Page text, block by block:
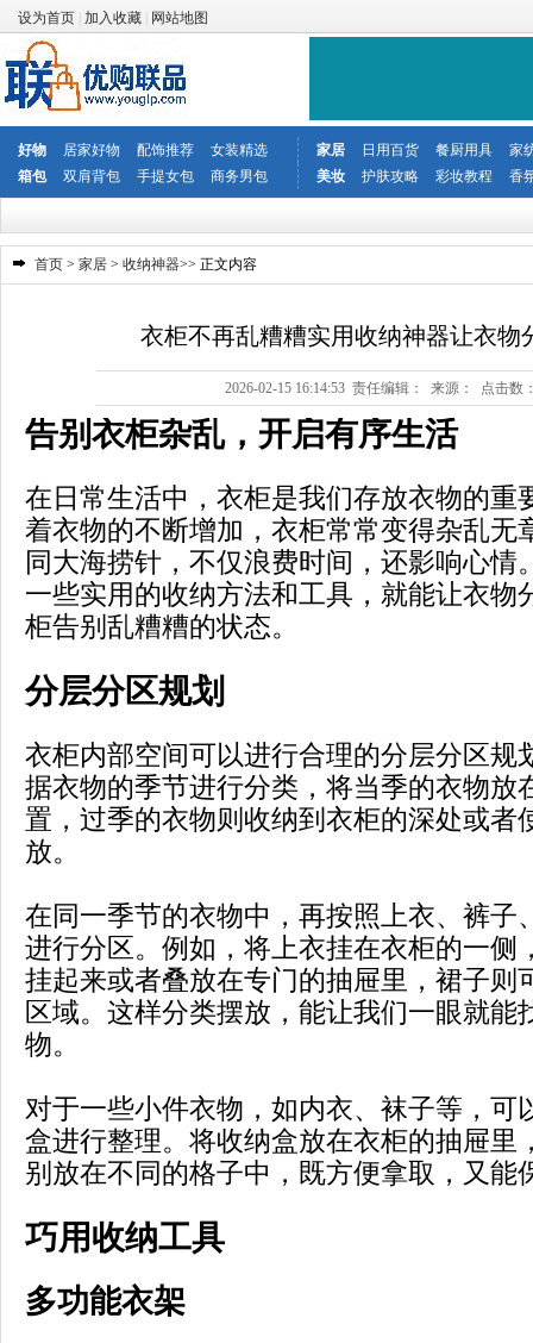
设为首页 加入收藏 网站地图
好物 居家好物 配饰推荐 女装精选 家居 日用百货 餐厨用具
家
箱包
双肩背包 手提女包 商务男包 美妆 护肤攻略 彩妆教程 香
首页 > 家居 > 收纳神器>> 正文内容
衣柜不再乱糟糟实用收纳神器让衣物
2026-02-15 16:14:53 责任编辑： 来源： 点击数
告别衣柜杂乱，开启有序生活
在日常生活中，衣柜是我们存放衣物的重
着衣物的不断增加，衣柜常常变得杂乱无
同大海捞针，不仅浪费时间，还影响心情
一些实用的收纳方法和工具，就能让衣物
柜告别乱糟糟的状态。
分层分区规划
衣柜内部空间可以进行合理的分层分区规
据衣物的季节进行分类，将当季的衣物放
置，过季的衣物则收纳到衣柜的深处或者
放。
在同一季节的衣物中，再按照上衣、裤子
进行分区。例如，将上衣挂在衣柜的一侧
挂起来或者叠放在专门的抽屉里，裙子则
区域。这样分类摆放，能让我们一眼就能
物。
对于一些小件衣物，如内衣、袜子等，可
盒进行整理。将收纳盒放在衣柜的抽屉里
别放在不同的格子中，既方便拿取，又能
巧用收纳工具
多功能衣架